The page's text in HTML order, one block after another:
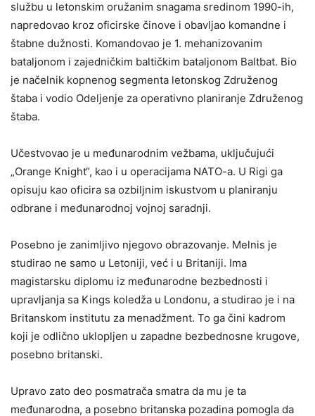
službu u letonskim oružanim snagama sredinom 1990-ih,
napredovao kroz oficirske činove i obavljao komandne i
štabne dužnosti. Komandovao je 1. mehanizovanim
bataljonom i zajedničkim baltičkim bataljonom Baltbat. Bio
je načelnik kopnenog segmenta letonskog Združenog
štaba i vodio Odeljenje za operativno planiranje Združenog
štaba.
Učestvovao je u međunarodnim vežbama, uključujući
„Orange Knight“, kao i u operacijama NATO-a. U Rigi ga
opisuju kao oficira sa ozbiljnim iskustvom u planiranju
odbrane i međunarodnoj vojnoj saradnji.
Posebno je zanimljivo njegovo obrazovanje. Melnis je
studirao ne samo u Letoniji, već i u Britaniji. Ima
magistarsku diplomu iz međunarodne bezbednosti i
upravljanja sa Kings koledža u Londonu, a studirao je i na
Britanskom institutu za menadžment. To ga čini kadrom
koji je odlično uklopljen u zapadne bezbednosne krugove,
posebno britanski.
Upravo zato deo posmatrača smatra da mu je ta
međunarodna, a posebno britanska pozadina pomogla da